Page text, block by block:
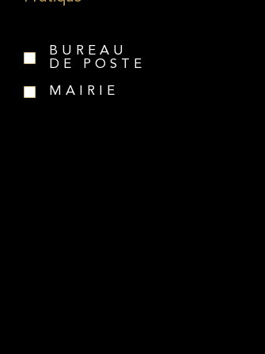
BUREAU
DE POSTE
MAIRIE